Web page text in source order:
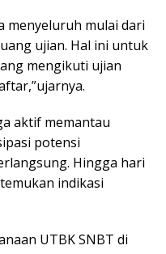
menyeluruh mulai dari
ujian. Hal ini untuk
mengikuti ujian
aktif memantau
potensi
Hingga hari
indikasi
UTBK SNBT di